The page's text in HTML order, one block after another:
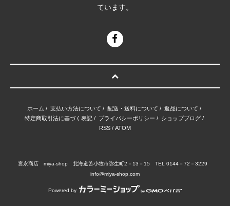
ています。
ホーム / 支払い方法について / 配送・送料について / 返品について /
特定商取引法に基づく表記 / プライバシーポリシー / ショップブログ /
RSS / ATOM
宮永商店 miya-shop 北海道苫小牧市弥生町2－13－15 TEL 0144－72－3229
info@miya-shop.com
Powered by